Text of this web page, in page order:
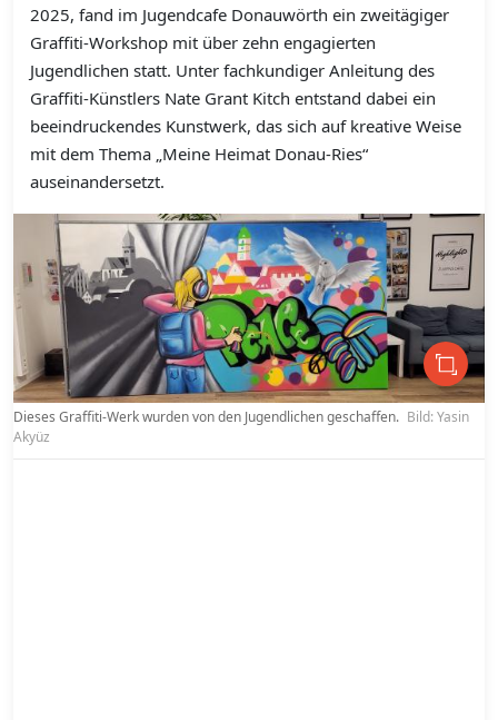
2025, fand im Jugendcafe Donauwörth ein zweitägiger
Graffiti-Workshop mit über zehn engagierten
Jugendlichen statt. Unter fachkundiger Anleitung des
Graffiti-Künstlers Nate Grant Kitch entstand dabei ein
beeindruckendes Kunstwerk, das sich auf kreative Weise
mit dem Thema „Meine Heimat Donau-Ries“
auseinandersetzt.
Dieses Graffiti-Werk wurden von den Jugendlichen geschaffen. Bild: Yasin
Akyüz